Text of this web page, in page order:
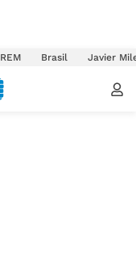
REM Brasil Javier